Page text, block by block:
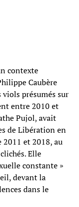
contexte
Caubère
présumés sur
entre 2010 et
Pujol, avait
de Libération en
et 2018, au
Elle
constante »
devant la
dans le